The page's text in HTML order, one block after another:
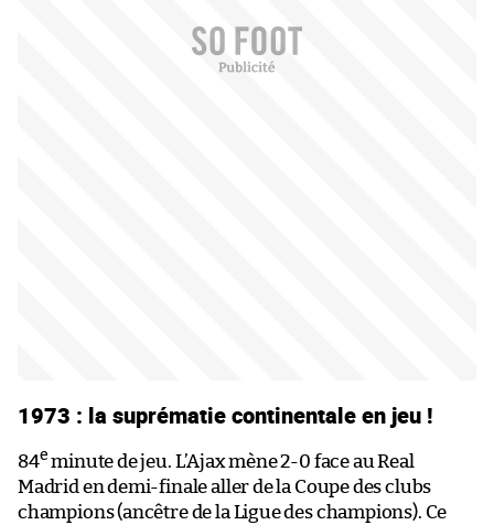
1973 : la suprématie continentale en jeu !
84e minute de jeu. L’Ajax mène 2-0 face au Real
Madrid en demi-finale aller de la Coupe des clubs
champions (ancêtre de la Ligue des champions). Ce